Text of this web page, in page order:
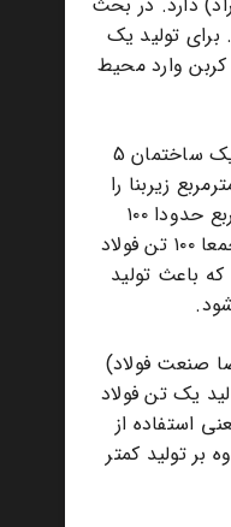
برای تولید یک
وارد محیط
بگذارید این را ملموس تر بیان کنم: یک ساختمان 5
زیربنا را
فرض کنیم. مهندسین برای هر متر مربع حدودا ۱۰۰
کیلوگرم فولاد طراحی می کنند. لذا جمعا ۱۰۰ تن فولاد
باعث تولید
صنعت فولاد)
یک تن فولاد
استفاده از
بر تولید کمتر